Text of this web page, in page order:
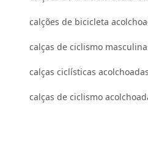
calções de bicicleta
calças de ciclismo
calças ciclísticas
calças de ciclismo